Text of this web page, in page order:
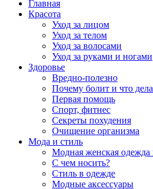
Главная
Красота
Уход за лицом
Уход за телом
Уход за волосами
Уход за руками и ногами
Здоровье
Вредно-полезно
Почему болит и что
Первая помощь
Спорт, фитнес
Секреты похудения
Очищение организма
Мода и стиль
Модная женская одежда
С чем носить?
Стиль в одежде
Модные аксессуары